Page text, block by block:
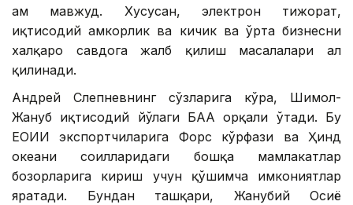
ҳам мавжуд. Хусусан, электрон тижорат,
иқтисодий ҳамкорлик ва кичик ва ўрта бизнесни
халқаро савдога жалб қилиш масалалари ҳал
қилинади.
Андрей Слепневнинг сўзларига кўра, Шимол-
Жануб иқтисодий йўлаги БАА орқали ўтади. Бу
ЕОИИ экспортчиларига Форс кўрфази ва Ҳинд
океани соҳилларидаги бошқа мамлакатлар
бозорларига кириш учун қўшимча имкониятлар
яратади. Бундан ташқари, Жанубий Осиё